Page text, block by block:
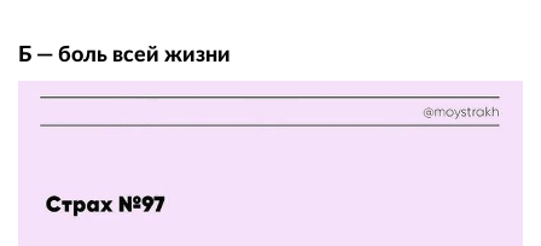
Б — боль всей жизни